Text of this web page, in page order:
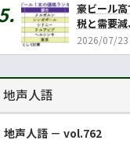
豪ビール
税と需要
2026/07/23
地声人語
地声人語 － vol.762